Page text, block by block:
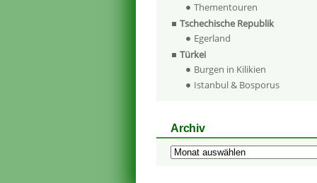
Thementouren
Tschechische Republik
Egerland
Türkei
Burgen in Kilikien
Istanbul & Bosporus
Archiv
Archiv